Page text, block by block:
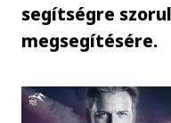
segítségre
megsegítésére.